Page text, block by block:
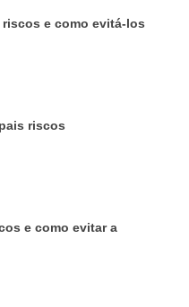
e como evitá-los
riscos
e como evitar a